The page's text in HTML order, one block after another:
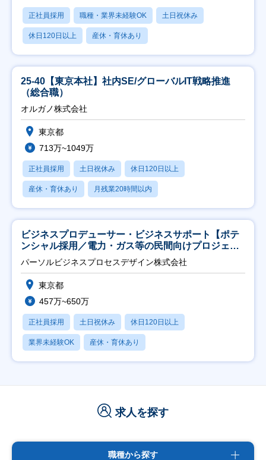
正社員採用 職種・業界未経験OK 土日祝休み
休日120日以上 産休・育休あり
25-40【東京本社】社内SE/グローバルIT戦略推進
（総合職）
オルガノ株式会社
東京都
713万~1049万
正社員採用 土日祝休み 休日120日以上
産休・育休あり 月残業20時間以内
ビジネスプロデューサー・ビジネスサポート【ポテ
ンシャル採用／電力・ガス等の民間向けプロジェク
ト推進】
パーソルビジネスプロセスデザイン株式会社
東京都
457万~650万
正社員採用 土日祝休み 休日120日以上
業界未経験OK 産休・育休あり
求人を探す
職種から探す